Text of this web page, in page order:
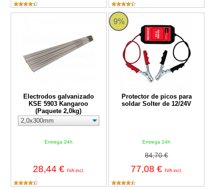
Electrodos galvanizado
KSE 5903 Kangaroo
(Paquete 2,0kg)
Entrega 24h
28,44 € IVA incl.
Electrodos galvanizado KSE 5903 Kangaroo (Paquete 2,0kg)
9%
Protector de picos para
soldar Solter de 12/24V
Entrega 24h
84,70 €
77,08 € IVA incl.
Protector de picos para soldar